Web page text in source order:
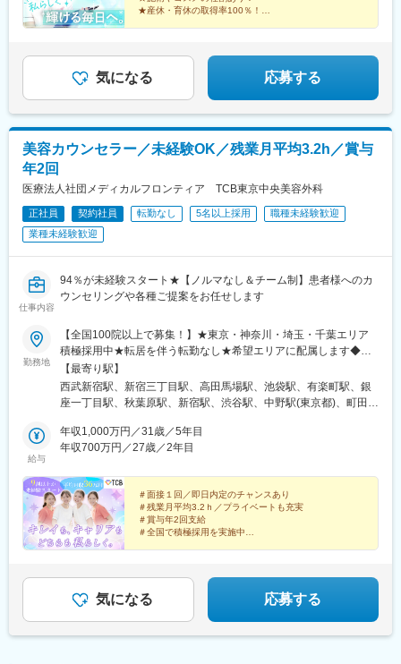
院、和歌山院、四日市院など【中四国】広島院、福山院、松山
院、高松院、高知院、徳島院、松江院、周南徳山駅ビル院【九
院、鹿児島院、那覇院など※受動喫煙対策あり
★産休・育休の取得率100％！
気になる 応募する
美容カウンセラー／未経験OK／残業月平均3.2h／賞与
年2回
医療法人社団メディカルフロンティア TCB東京中央美容外科
正社員 契約社員 転勤なし 5名以上採用
職種未経験歓迎
業種未経験歓迎
仕事内容
94％が未経験スタート★【ノルマなし＆チーム制】患者様へのカ
ウンセリングや各種ご提案をお任せします
勤務地
【全国100院以上で募集！】★東京・神奈川・埼玉・千葉エリア
積極採用中★転居を伴う転勤なし★希望エリアに配属します◆ク
リニック一覧＜全国100院以上展開＞【北海道・東北】旭川駅前
院、青森院、盛岡院、秋田院、山形院、仙台駅前院、福島院、郡
山院 など【関東】新宿東口院、池袋駅前院、品川院、秋葉原
横浜院、大宮東口院、水戸院、つくば院、宇都宮院、高崎院、前
橋院 など【中部】名古屋駅前院 、名古屋栄院、金山院、岐阜
院、長野院、松本院、山梨甲府駅前院 など【近畿】梅田大阪駅
前院、大阪阪急梅田駅前院、枚方院、天王寺院、堺院、なんば
院、心斎橋院、京都駅前院、奈良院、和歌山院、四日市院 など
【中四国】広島院、福山院、松山院、高松院、高知院、徳島院、
松江院、周南徳山駅ビル院 など【九州・沖縄】小倉院、佐賀
煙対策】屋内原則禁煙
【最寄り駅】
西武新宿駅、新宿三丁目駅、高田馬場駅、池袋駅、有楽町駅、銀
座一丁目駅、秋葉原駅、新宿駅、渋谷駅、中野駅(東京都)、町田
浜駅、横浜駅、川崎駅、藤沢駅、本厚木駅、大宮駅(埼玉県)、川口
駅、川越駅、南越谷駅、宇都宮駅、水戸駅、つくば駅、千葉駅、
駅、さっぽろ駅、あおば通駅、福島駅(福島県)、郡山駅(福島県)、
青森駅、盛岡駅、山形駅、秋田駅、矢場町駅、近鉄名古屋駅、金
山駅(愛知県)、豊田市駅、駅前大通駅、名鉄岐阜駅、静岡駅、新浜
松駅、三島広小路駅、長野駅、松本駅、北鉄金沢駅、新潟駅、近
鉄四日市駅、電鉄富山駅、福井駅、甲府駅、東梅田駅、大阪難波
前駅、西梅田駅、心斎橋駅、京都駅、烏丸駅、三ノ宮駅、姫路
駅、近鉄奈良駅、和歌山駅、草津駅(滋賀県)、徳山駅、立町駅、福
給与
年収1,000万円／31歳／5年目
年収700万円／27歳／2年目
＃面接１回／即日内定のチャンスあり
＃残業月平均3.2ｈ／プライベートも充実
＃賞与年2回支給
＃全国で積極採用を実施中
スよく実現できます！
気になる 応募する